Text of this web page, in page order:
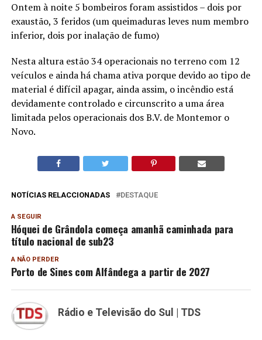
Ontem à noite 5 bombeiros foram assistidos – dois por
exaustão, 3 feridos (um queimaduras leves num membro
inferior, dois por inalação de fumo)
Nesta altura estão 34 operacionais no terreno com 12
veículos e ainda há chama ativa porque devido ao tipo de
material é difícil apagar, ainda assim, o incêndio está
devidamente controlado e circunscrito a uma área
limitada pelos operacionais dos B.V. de Montemor o
Novo.
NOTÍCIAS RELACCIONADAS DESTAQUE
A SEGUIR
Hóquei de Grândola começa amanhã caminhada para
título nacional de sub23
A NÃO PERDER
Porto de Sines com Alfândega a partir de 2027
Rádio e Televisão do Sul | TDS